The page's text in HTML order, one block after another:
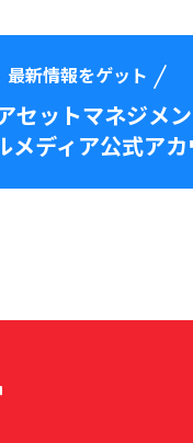
最新情報をゲット
セットマネジメ
メディア公式アカ